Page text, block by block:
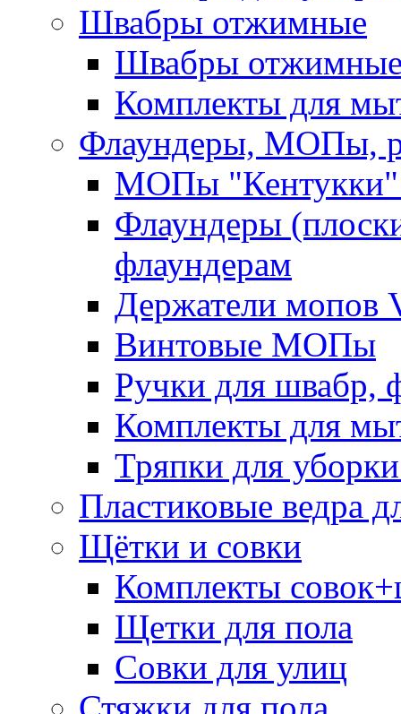
Швабры отжимные
Швабры
Комплекты для
Флаундеры, МОПы,
МОПы "Кентукки"
Флаундеры
флаундерам
Держатели мопов
Винтовые МОПы
Ручки для швабр,
Комплекты для
Тряпки для
Пластиковые ведра
Щётки и совки
Комплекты
Щетки для пола
Совки для улиц